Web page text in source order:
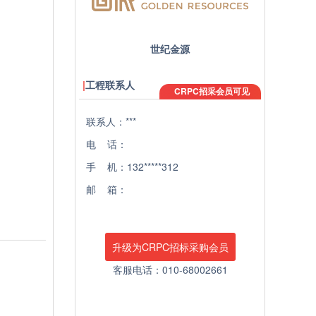
世纪金源
工程联系人 CRPC招采会员可见
联系人：***
电 话：
手 机：132*****312
邮 箱：
升级为CRPC招标采购会员
客服电话：010-68002661